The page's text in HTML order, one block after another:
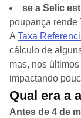
se a Selic
poupança rende
A Taxa
cálculo de
mas, nos
impactando
Qual era a
Antes de 4 de